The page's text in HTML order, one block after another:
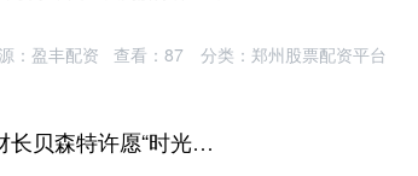
：盈丰配资 查看： 87 分类： 郑州股票配资平台
最安全的杠杆炒股平台官网 美财长贝森特许愿“时光倒流”, 但中美已经回不到过去了